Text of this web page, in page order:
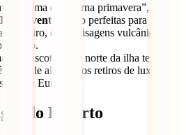
um clima de “eterna primavera”, ilhas
Fuerteventura
são perfeitas para
inteiro, com paisagens vulcânicas
mundo.
das discotecas; o norte da ilha tem uma
palco de alguns dos retiros de luxo e
da Europa.
do Deserto